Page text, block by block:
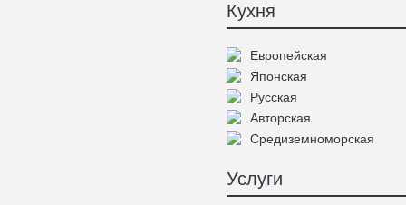
Кухня
Европейская
Японская
Русская
Авторская
Средиземноморская
Услуги